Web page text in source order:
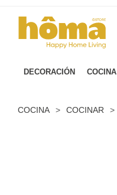
DECORACIÓN COCINA
COCINA > COCINAR >